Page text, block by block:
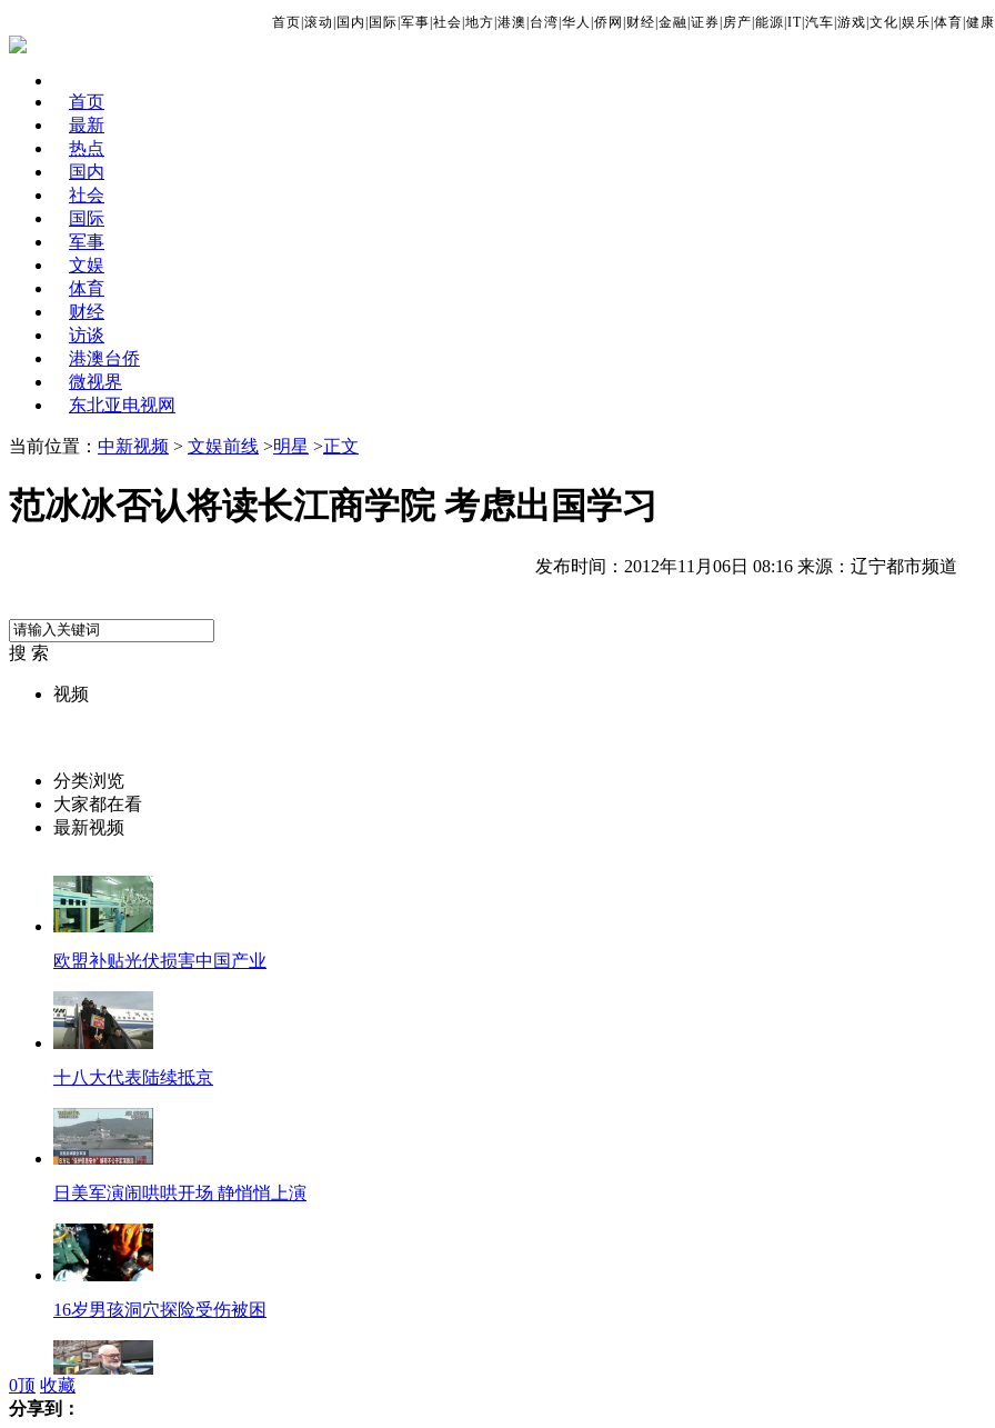
首页 滚动 国内 国际 军事 社会 地方 港澳 台湾 华人 侨网 财经 金融 证券 房产 能源 IT| 汽车 游戏 文化 娱乐 体育 健康
首页
最新
热点
国内
社会
国际
军事
文娱
体育
财经
访谈
港澳台侨
微视界
东北亚电视网
当前位置： 中新视频 > 文娱前线 >明星 >正文
范冰冰否认将读长江商学院 考虑出国学习
发布时间：2012年11月06日 08:16 来源：辽宁都市频道
搜 索
视频
分类浏览
大家都在看
最新视频
欧盟补贴光伏损害中国产业
十八大代表陆续抵京
日美军演闹哄哄开场 静悄悄上演
16岁男孩洞穴探险受伤被困
0顶 收藏
分享到：